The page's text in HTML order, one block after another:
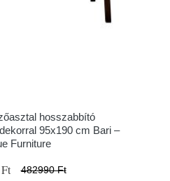
hosszabbító
95x190 cm Bari –
Furniture
482990 Ft